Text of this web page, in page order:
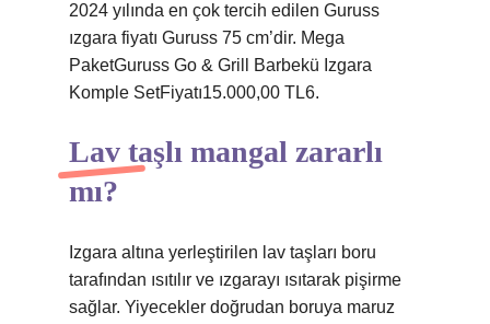
2024 yılında en çok tercih edilen Guruss
ızgara fiyatı Guruss 75 cm’dir. Mega
PaketGuruss Go & Grill Barbekü Izgara
Komple SetFiyatı15.000,00 TL6.
Lav taşlı mangal zararlı
mı?
Izgara altına yerleştirilen lav taşları boru
tarafından ısıtılır ve ızgarayı ısıtarak pişirme
sağlar. Yiyecekler doğrudan boruya maruz